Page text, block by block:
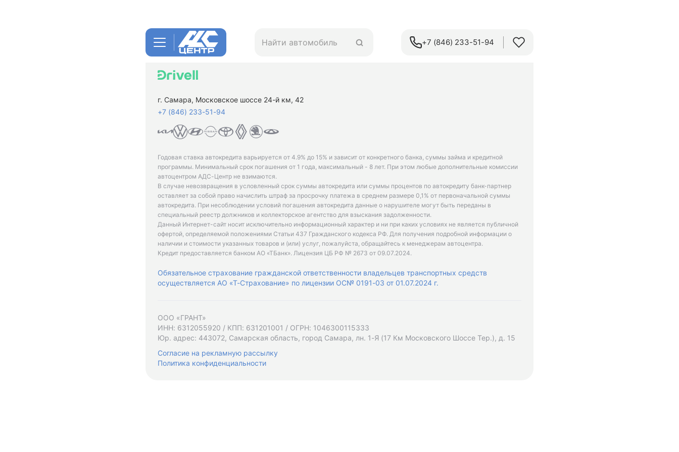
+7 (846) 233-51-94
г. Самара, Московское шоссе 24-й км, 42
+7 (846) 233-51-94
Годовая ставка автокредита варьируется от 4.9% до 15% и зависит от конкретного банка, суммы займа и кредитной
программы. Минимальный срок погашения от 1 года, максимальный - 8 лет. При этом любые дополнительные комиссии
автоцентром АДС-Центр не взимаются.
В случае невозвращения в условленный срок суммы автокредита или суммы процентов по автокредиту банк-партнер
оставляет за собой право начислить штраф за просрочку платежа в среднем размере 0,1% от первоначальной суммы
автокредита. При несоблюдении условий погашения автокредита данные о нарушителе могут быть переданы в
специальный реестр должников и коллекторское агентство для взыскания задолженности.
Данный Интернет-сайт носит исключительно информационный характер и ни при каких условиях не является публичной
офертой, определяемой положениями Статьи 437 Гражданского кодекса РФ. Для получения подробной информации о
наличии и стоимости указанных товаров и (или) услуг, пожалуйста, обращайтесь к менеджерам автоцентра.
Кредит предоставляется банком АО «ТБанк». Лицензия ЦБ РФ № 2673 от 09.07.2024.
Обязательное страхование гражданской ответственности владельцев транспортных средств
осуществляется АО «Т-Страхование» по лицензии ОС№ 0191-03 от 01.07.2024 г.
ООО «ГРАНТ»
ИНН: 6312055920 / КПП: 631201001 / ОГРН: 1046300115333
Юр. адрес: 443072, Самарская область, город Самара, лн. 1-Я (17 Км Московского Шоссе Тер.), д. 15
Согласие на рекламную рассылку
Политика конфиденциальности